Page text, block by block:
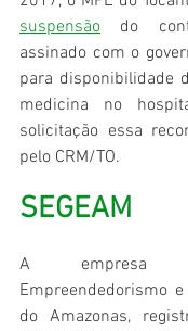
suspensão do
assinado com o
para disponibilidade
medicina no
solicitação essa
pelo CRM/TO.
SEGEAM
A empresa
Empreendedorismo
do Amazonas,